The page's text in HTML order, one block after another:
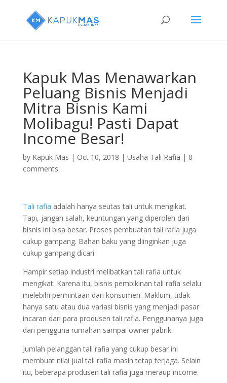
Kapuk Mas Menawarkan
Peluang Bisnis Menjadi
Mitra Bisnis Kami
Molibagu! Pasti Dapat
Income Besar!
by Kapuk Mas | Oct 10, 2018 | Usaha Tali Rafia | 0
comments
Tali rafia adalah hanya seutas tali untuk mengikat.
Tapi, jangan salah, keuntungan yang diperoleh dari
bisnis ini bisa besar. Proses pembuatan tali rafia juga
cukup gampang. Bahan baku yang diinginkan juga
cukup gampang dicari.
Hampir setiap industri melibatkan tali rafia untuk
mengikat. Karena itu, bisnis pembikinan tali rafia selalu
melebihi permintaan dari konsumen. Maklum, tidak
hanya satu atau dua variasi bisnis yang menjadi pasar
incaran dari para produsen tali rafia. Penggunanya juga
dari pengguna rumahan sampai owner pabrik.
Jumlah pelanggan tali rafia yang cukup besar ini
membuat nilai jual tali rafia masih tetap terjaga. Selain
itu, beberapa produsen tali rafia juga meraup income.